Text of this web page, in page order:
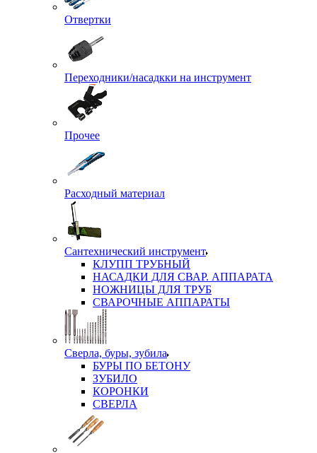
Отвертки
Переходники/насадкки на инструмент
Прочее
Расходный материал
Сантехнический инструмент
КЛУПП ТРУБНЫЙ
НАСАДКИ ДЛЯ СВАР. АППАРАТА
НОЖНИЦЫ ДЛЯ ТРУБ
СВАРОЧНЫЕ АППАРАТЫ
Сверла, буры, зубила
БУРЫ ПО БЕТОНУ
ЗУБИЛО
КОРОНКИ
СВЕРЛА